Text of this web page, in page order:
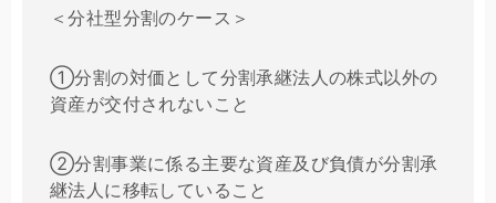
＜分社型分割のケース＞
①分割の対価として分割承継法人の株式以外の
資産が交付されないこと
②分割事業に係る主要な資産及び負債が分割承
継法人に移転していること